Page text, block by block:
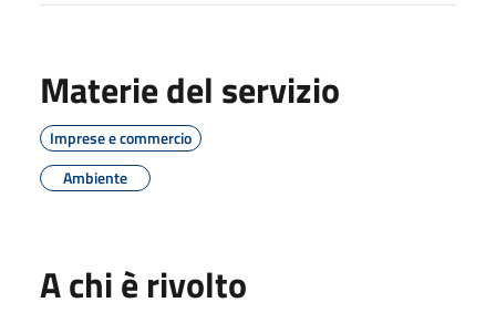
Materie del servizio
Imprese e commercio
Ambiente
A chi è rivolto